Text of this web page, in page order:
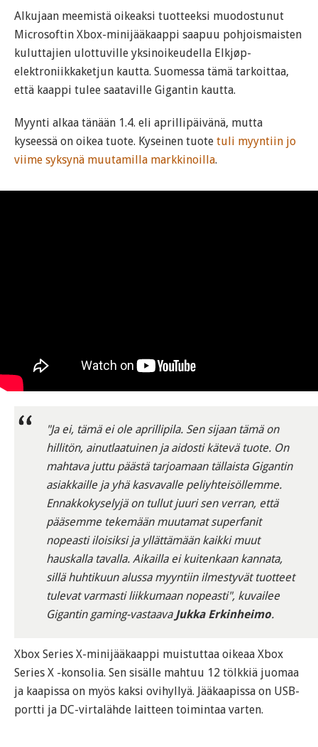
Alkujaan meemistä oikeaksi tuotteeksi muodostunut
Microsoftin Xbox-minijääkaappi saapuu pohjoismaisten
kuluttajien ulottuville yksinoikeudella Elkjøp-
elektroniikkaketjun kautta. Suomessa tämä tarkoittaa,
että kaappi tulee saataville Gigantin kautta.
Myynti alkaa tänään 1.4. eli aprillipäivänä, mutta
kyseessä on oikea tuote. Kyseinen tuote tuli myyntiin jo
viime syksynä muutamilla markkinoilla.
"Ja ei, tämä ei ole aprillipila. Sen sijaan tämä on
hillitön, ainutlaatuinen ja aidosti kätevä tuote. On
mahtava juttu päästä tarjoamaan tällaista Gigantin
asiakkaille ja yhä kasvavalle peliyhteisöllemme.
Ennakkokyselyjä on tullut juuri sen verran, että
pääsemme tekemään muutamat superfanit
nopeasti iloisiksi ja yllättämään kaikki muut
hauskalla tavalla. Aikailla ei kuitenkaan kannata,
sillä huhtikuun alussa myyntiin ilmestyvät tuotteet
tulevat varmasti liikkumaan nopeasti", kuvailee
Gigantin gaming-vastaava Jukka Erkinheimo.
Xbox Series X-minijääkaappi muistuttaa oikeaa Xbox
Series X -konsolia. Sen sisälle mahtuu 12 tölkkiä juomaa
ja kaapissa on myös kaksi ovihyllyä. Jääkaapissa on USB-
portti ja DC-virtalähde laitteen toimintaa varten.